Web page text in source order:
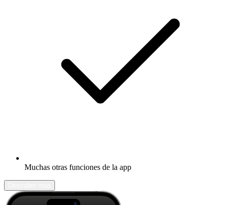
Muchas otras funciones de la app